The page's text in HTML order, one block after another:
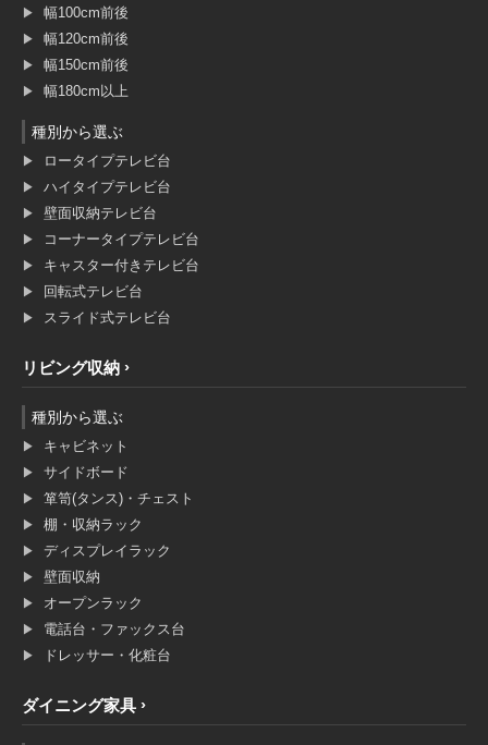
幅100cm前後
幅120cm前後
幅150cm前後
幅180cm以上
種別から選ぶ
ロータイプテレビ台
ハイタイプテレビ台
壁面収納テレビ台
コーナータイプテレビ台
キャスター付きテレビ台
回転式テレビ台
スライド式テレビ台
リビング収納
種別から選ぶ
キャビネット
サイドボード
箪笥(タンス)・チェスト
棚・収納ラック
ディスプレイラック
壁面収納
オープンラック
電話台・ファックス台
ドレッサー・化粧台
ダイニング家具